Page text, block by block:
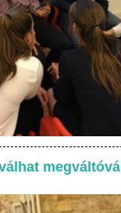
megváltóvá